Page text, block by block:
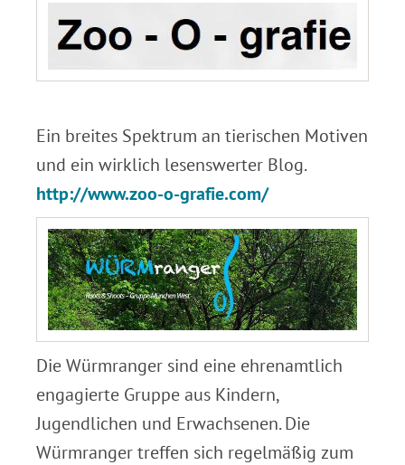
Ein breites Spektrum an tierischen Motiven
und ein wirklich lesenswerter Blog.
http://www.zoo-o-grafie.com/
Die Würmranger sind eine ehrenamtlich
engagierte Gruppe aus Kindern,
Jugendlichen und Erwachsenen. Die
Würmranger treffen sich regelmäßig zum